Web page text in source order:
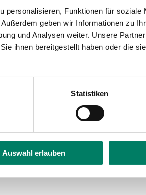
personalisieren, Funktionen für soziale
geben wir Informationen zu
und Analysen weiter. Unsere
ihnen bereitgestellt haben oder die
Statistiken
Auswahl erlauben